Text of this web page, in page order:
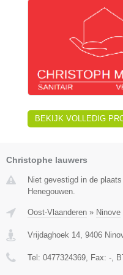
BEKIJK VOLLEDIG
Christophe lauwers
Niet gevestigd in de
Henegouwen.
Oost-Vlaanderen » Ninove
Vrijdaghoek 14, 9406
Tel: 0477324369, Fax: -,